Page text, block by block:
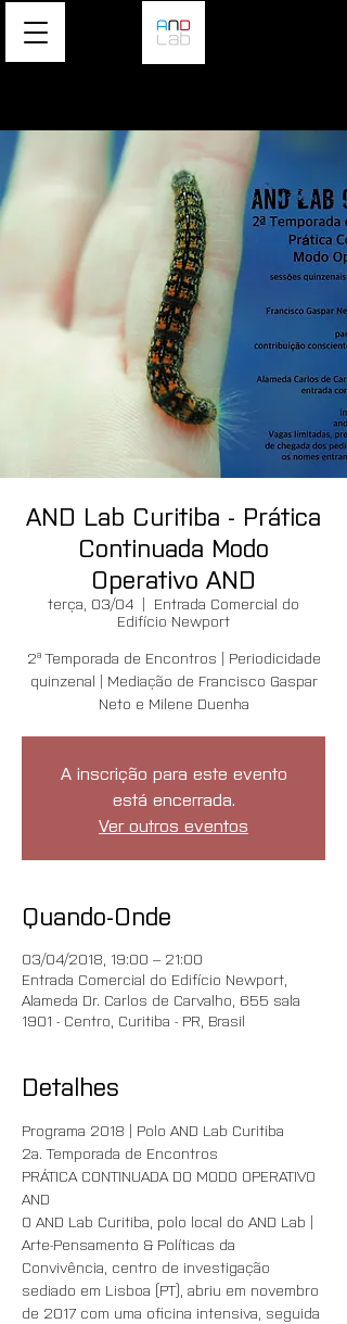
AND Lab Curitiba - Prática
Continuada Modo
Operativo AND
terça, 03/04
  |
Entrada Comercial do
Edifício Newport
2ª Temporada de Encontros | Periodicidade
quinzenal | Mediação de Francisco Gaspar
Neto e Milene Duenha
A inscrição para este evento
está encerrada.
Ver outros eventos
Quando-Onde
03/04/2018, 19:00 – 21:00
Entrada Comercial do Edifício Newport,
Alameda Dr. Carlos de Carvalho, 655 sala
1901 - Centro, Curitiba - PR, Brasil
Detalhes
Programa 2018 | Polo AND Lab Curitiba
2a. Temporada de Encontros
PRÁTICA CONTINUADA DO MODO OPERATIVO
AND
O AND Lab Curitiba, polo local do AND Lab |
Arte-Pensamento & Políticas da
Convivência, centro de investigação
sediado em Lisboa (PT), abriu em novembro
de 2017 com uma oficina intensiva, seguida